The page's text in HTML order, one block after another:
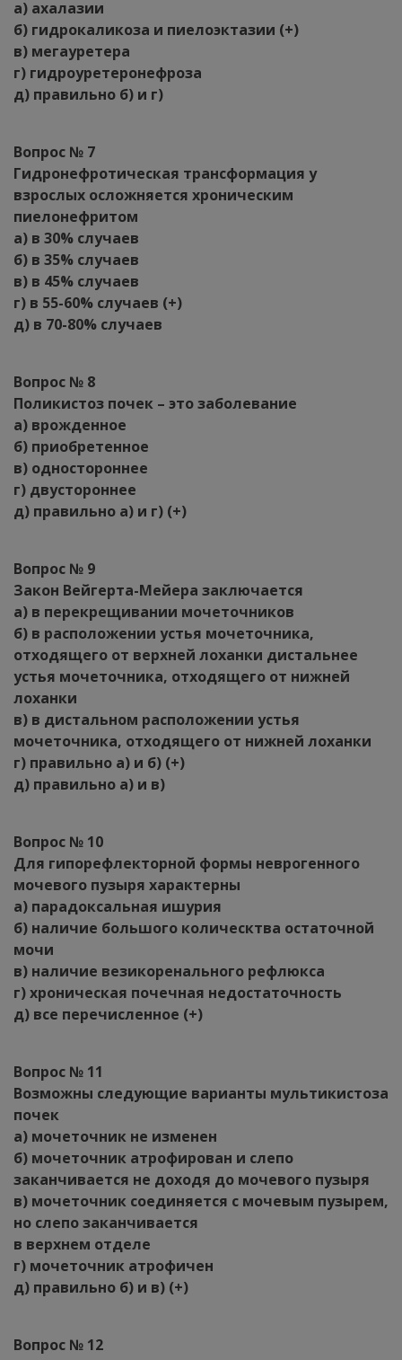
а) ахалазии
б) гидрокаликоза и пиелоэктазии (+)
в) мегауретера
г) гидроуретеронефроза
д) правильно б) и г)
Вопрос № 7
Гидронефротическая трансформация у
взрослых осложняется хроническим
пиелонефритом
а) в 30% случаев
б) в 35% случаев
в) в 45% случаев
г) в 55-60% случаев (+)
д) в 70-80% случаев
Вопрос № 8
Поликистоз почек – это заболевание
а) врожденное
б) приобретенное
в) одностороннее
г) двустороннее
д) правильно а) и г) (+)
Вопрос № 9
Закон Вейгерта-Мейера заключается
а) в перекрещивании мочеточников
б) в расположении устья мочеточника,
отходящего от верхней лоханки дистальнее
устья мочеточника, отходящего от нижней
лоханки
в) в дистальном расположении устья
мочеточника, отходящего от нижней лоханки
г) правильно а) и б) (+)
д) правильно а) и в)
Вопрос № 10
Для гипорефлекторной формы неврогенного
мочевого пузыря характерны
а) парадоксальная ишурия
б) наличие большого колическтва остаточной
мочи
в) наличие везикоренального рефлюкса
г) хроническая почечная недостаточность
д) все перечисленное (+)
Вопрос № 11
Возможны следующие варианты мультикистоза
почек
а) мочеточник не изменен
б) мочеточник атрофирован и слепо
заканчивается не доходя до мочевого пузыря
в) мочеточник соединяется с мочевым пузырем,
но слепо заканчивается
в верхнем отделе
г) мочеточник атрофичен
д) правильно б) и в) (+)
Вопрос № 12